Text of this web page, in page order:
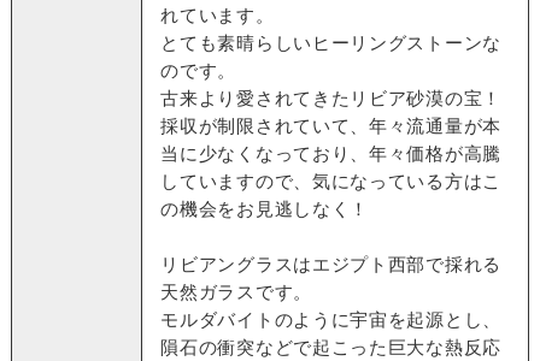
れています。
とても素晴らしいヒーリングストーンな
のです。
古来より愛されてきたリビア砂漠の宝！
採収が制限されていて、年々流通量が本
当に少なくなっており、年々価格が高騰
していますので、気になっている方はこ
の機会をお見逃しなく！
リビアングラスはエジプト西部で採れる
天然ガラスです。
モルダバイトのように宇宙を起源とし、
隕石の衝突などで起こった巨大な熱反応